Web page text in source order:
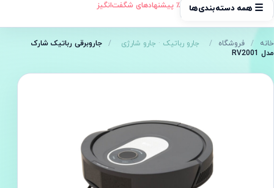
☰ همه دسته‌بندی‌ها ٪ پیشنهادهای شگفت‌انگیز
خانه / فروشگاه / جارو رباتیک · جارو شارژی /
جاروبرقی رباتیک شارک
مدل RV2001